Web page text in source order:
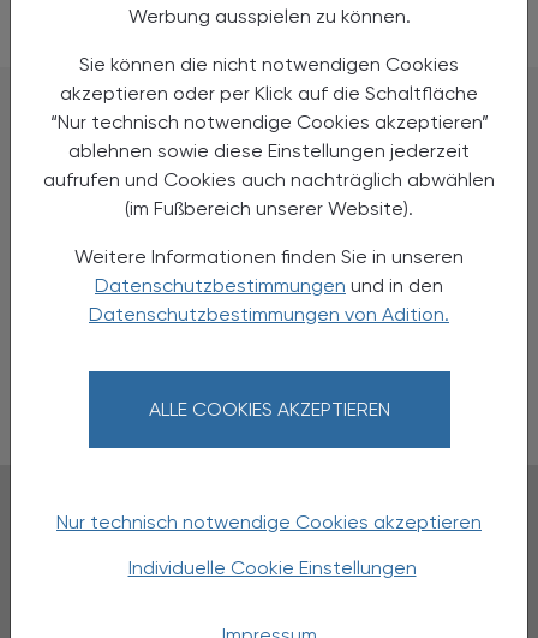
Werbung ausspielen zu können.
Sie können die nicht notwendigen Cookies
akzeptieren oder per Klick auf die Schaltfläche
“Nur technisch notwendige Cookies akzeptieren”
ablehnen sowie diese Einstellungen jederzeit
aufrufen und Cookies auch nachträglich abwählen
(im Fußbereich unserer Website).
Weitere Informationen finden Sie in unseren
Datenschutzbestimmungen und in den
Datenschutzbestimmungen von Adition.
ALLE COOKIES AKZEPTIEREN
Nur technisch notwendige Cookies akzeptieren
Individuelle Cookie Einstellungen
Coupons
Mediadaten
Newsletter
Cookie Präferenzen